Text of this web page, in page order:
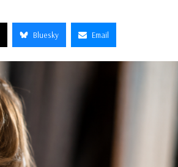
Bluesky Email